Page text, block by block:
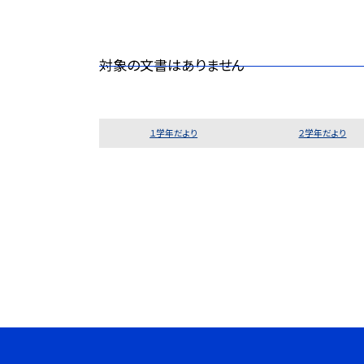
対象の文書はありません
１学年だより ２学年だより